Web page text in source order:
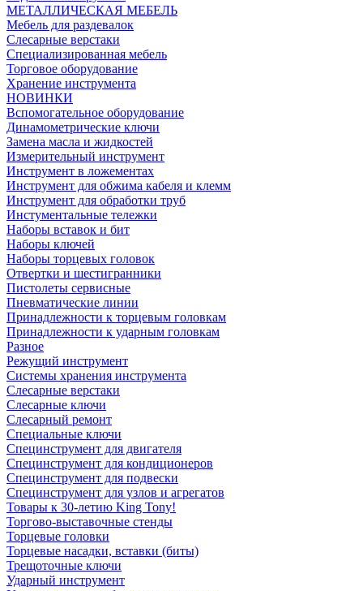
МЕТАЛЛИЧЕСКАЯ МЕБЕЛЬ
Мебель для раздевалок
Слесарные верстаки
Специализированная мебель
Торговое оборудование
Хранение инструмента
НОВИНКИ
Вспомогательное оборудование
Динамометрические ключи
Замена масла и жидкостей
Измерительный инструмент
Инструмент в ложементах
Инструмент для обжима кабеля и клемм
Инструмент для обработки труб
Инстументальные тележки
Наборы вставок и бит
Наборы ключей
Наборы торцевых головок
Отвертки и шестигранники
Пистолеты сервисные
Пневматические линии
Принадлежности к торцевым головкам
Принадлежности к ударным головкам
Разное
Режущий инструмент
Системы хранения инструмента
Слесарные верстаки
Слесарные ключи
Слесарный ремонт
Специальные ключи
Специнструмент для двигателя
Специнструмент для кондиционеров
Специнструмент для подвески
Специнструмент для узлов и агрегатов
Товары к 30-летию King Tony!
Торгово-выставочные стенды
Торцевые головки
Торцевые насадки, вставки (биты)
Трещоточные ключи
Ударный инструмент